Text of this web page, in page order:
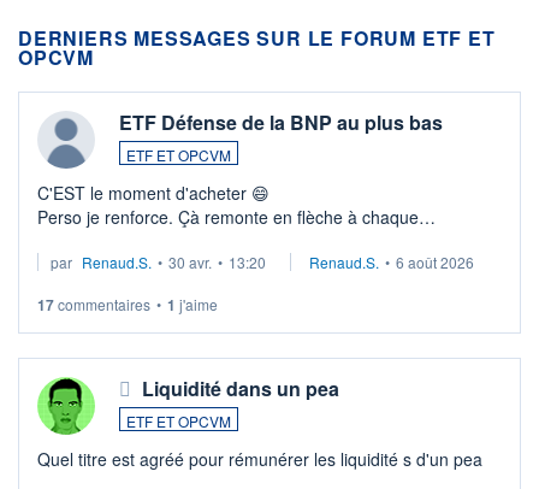
DERNIERS MESSAGES SUR LE FORUM ETF ET
OPCVM
ETF Défense de la BNP au plus bas
ETF ET OPCVM
C'EST le moment d'acheter 😄​
Perso je renforce. Çà remonte en flèche à chaque
Investissement long terme tip top pour sa retraite.
par Renaud.S. • 30 avr. • 13:20 Renaud.S. • 6 août 2026
17commentaires • 1 j'aime
Liquidité dans un pea
ETF ET OPCVM
Quel titre est agréé pour rémunérer les liquidité s d'un pea